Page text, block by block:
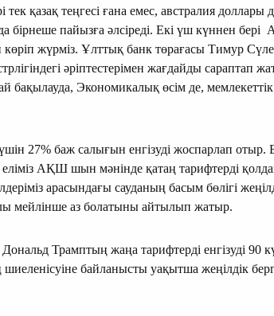
тек қазақ теңгесі ғана емес, австралия
бірнеше пайызға әлсіреді. Екі үш күннен
көріп жүрміз. Ұлттық банк төрағасы Тимур
әріптестерімен жағдайды сараптап
бақылауда, Экономикалық өсім де,
27% баж салығын енгізуді жоспарлап отыр.
еліміз АҚШ шын мәнінде қатаң тарифтерді
арасындағы сауданың басым бөлігі
мейлінше аз болатыны айтылып жатыр.
Трамптың жаңа тарифтерді енгізуді 90
шиеленісуіне байланысты уақытша жеңілдік